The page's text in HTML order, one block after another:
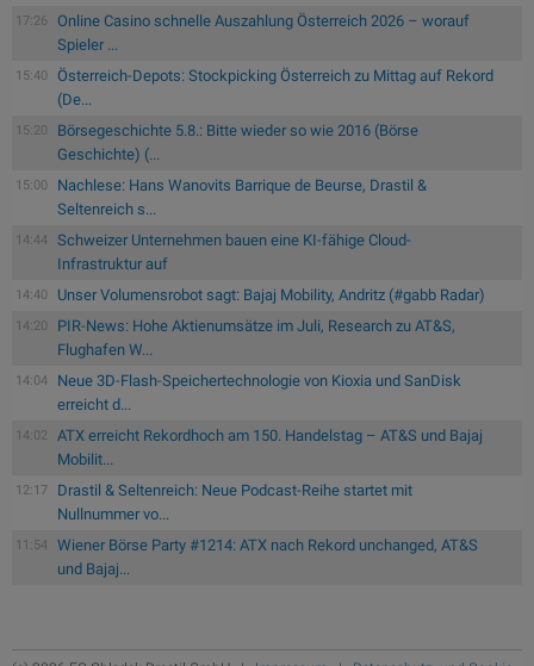
17:26
Online Casino schnelle Auszahlung Österreich 2026 – worauf
Spieler ...
15:40
Österreich-Depots: Stockpicking Österreich zu Mittag auf Rekord
(De...
15:20
Börsegeschichte 5.8.: Bitte wieder so wie 2016 (Börse
Geschichte) (...
15:00
Nachlese: Hans Wanovits Barrique de Beurse, Drastil &
Seltenreich s...
14:44
Schweizer Unternehmen bauen eine KI-fähige Cloud-
Infrastruktur auf
14:40 Unser Volumensrobot sagt: Bajaj Mobility, Andritz (#gabb Radar)
14:20
PIR-News: Hohe Aktienumsätze im Juli, Research zu AT&S,
Flughafen W...
14:04
Neue 3D-Flash-Speichertechnologie von Kioxia und SanDisk
erreicht d...
14:02
ATX erreicht Rekordhoch am 150. Handelstag – AT&S und Bajaj
Mobilit...
12:17
Drastil & Seltenreich: Neue Podcast-Reihe startet mit
Nullnummer vo...
11:54
Wiener Börse Party #1214: ATX nach Rekord unchanged, AT&S
und Bajaj...